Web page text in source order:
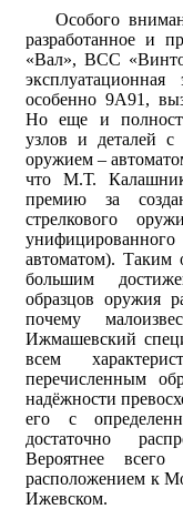
Особого
разработанное
«Вал», ВСС
особенно 9А91,
Но еще и
узлов и деталей
оружием –
что М.Т.
премию за
стрелкового
автоматом). Таким
большим
образцов оружия
почему
Ижмашевский
всем
перечисленным
надёжности
его с
достаточно
Вероятнее
расположением к
Ижевском.